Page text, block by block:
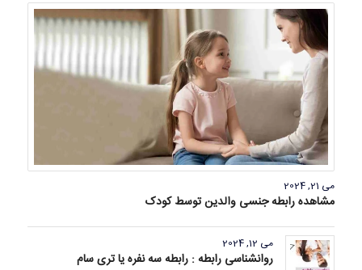
می 21, 2024
مشاهده رابطه جنسی والدین توسط کودک
می 12, 2024
روانشناسی رابطه : رابطه سه نفره یا تری سام